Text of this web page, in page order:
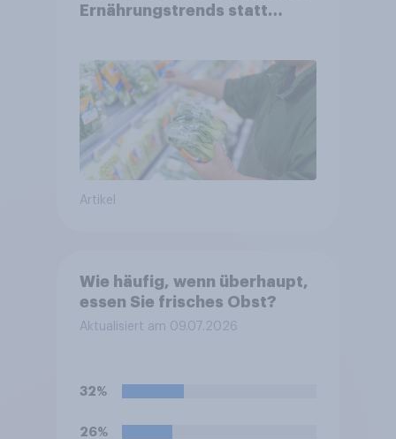
Ernährungstrends statt
Artikel
Wie häufig, wenn überhaupt,
essen Sie frisches Obst?
Aktualisiert am 09.07.2026
32%
26%